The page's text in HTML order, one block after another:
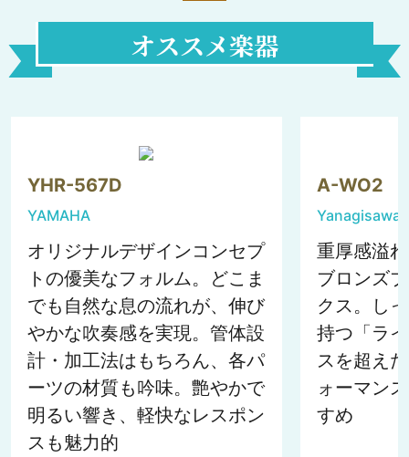
オススメ楽器
YHR-567D
YAMAHA
オリジナルデザインコンセプ
トの優美なフォルム。どこま
でも自然な息の流れが、伸び
やかな吹奏感を実現。管体設
計・加工法はもちろん、各パ
ーツの材質も吟味。艶やかで
明るい響き、軽快なレスポン
スも魅力的
A-WO2
Yanagisawa
重厚感溢
ブロンズ
クス。し
持つ「ラ
スを超え
ォーマン
すめ